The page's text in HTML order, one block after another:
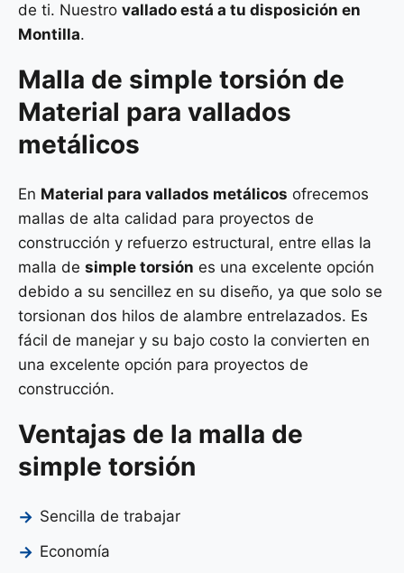
de ti. Nuestro vallado está a tu disposición en
Montilla.
Malla de simple torsión de
Material para vallados
metálicos
En Material para vallados metálicos ofrecemos
mallas de alta calidad para proyectos de
construcción y refuerzo estructural, entre ellas la
malla de simple torsión es una excelente opción
debido a su sencillez en su diseño, ya que solo se
torsionan dos hilos de alambre entrelazados. Es
fácil de manejar y su bajo costo la convierten en
una excelente opción para proyectos de
construcción.
Ventajas de la malla de
simple torsión
Sencilla de trabajar
Economía